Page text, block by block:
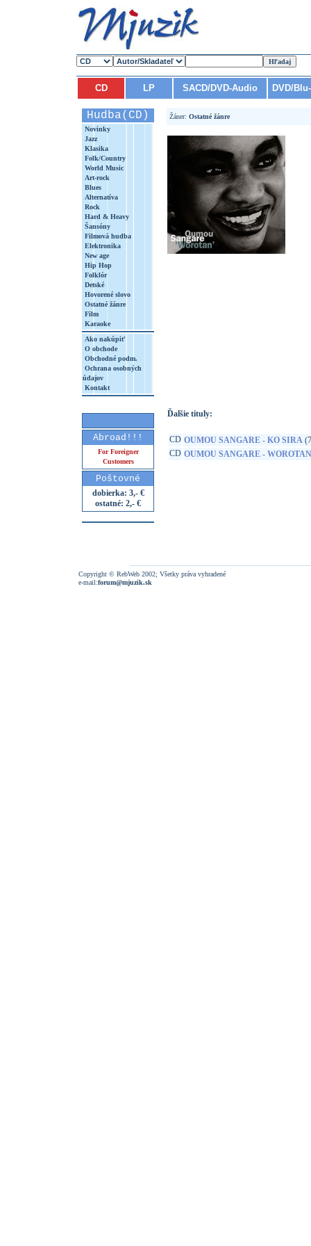
CD LP SACD/DVD-Audio DVD/
Hudba(CD)
Novinky
Jazz
Klasika
Folk/Country
World Music
Art-rock
Blues
Alternatíva
Rock
Hard & Heavy
Šansóny
Filmová hudba
Elektronika
New age
Hip Hop
Folklór
Detské
Hovorené slovo
Ostatné žánre
Film
Karaoke
Ako nakúpiť
O obchode
Obchodné podm.
Ochrana osobných
údajov
Kontakt
Abroad!!!
For Foreigner
Customers
Poštovné
dobierka: 3,- €
ostatné: 2,- €
Žáner: Ostatné žánre
Ďalšie tituly:
CD OUMOU SANGARE - KO SIRA
CD OUMOU SANGARE - WOROTAN
Copyright © RebWeb 2002; Všetky práva vyhradené
e-mail:forum@mjuzik.sk